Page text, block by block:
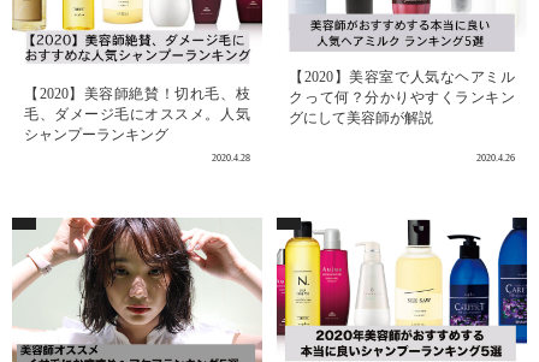
【2020】美容師絶賛！切れ毛、枝
毛、ダメージ毛にオススメ。人気
シャンプーランキング
2020.4.28
【2020】美容室で人気なヘアミル
クって何？分かりやすくランキン
グにして美容師が解説
2020.4.26